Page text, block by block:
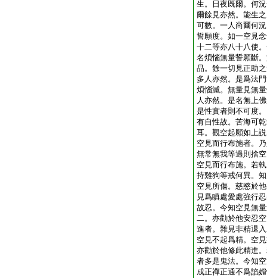
生。日夜既爾。何
爾餘見亦然。能生
可數。一人尚爾何
誓願度。如一空見
十二等亦八十八使
名煩惱無量誓願斷
品。餘一切見正助
多人亦然。是爲法
煩惱滅。無量見無
人亦然。是名無上
是性實者則不可度
有自性故。苦海可
耳。觀空起願如上
空見而行布施者。
無常無我等過則捨
空見而行布施。若
持雞狗等戒何異。
空見所傷。慈愍於
見爲瞋處愛處強行
故忍。今知空見無
二。亦勸於他安忍
進者。雜見非精退
空見不起爲精。空
亦勸於他修此精進
者多是鬼法。今知
成正禪正通不爲諂